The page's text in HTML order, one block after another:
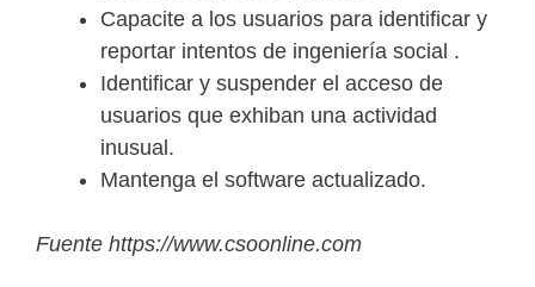
Capacite a los usuarios para identificar y
reportar intentos de ingeniería social .
Identificar y suspender el acceso de
usuarios que exhiban una actividad
inusual.
Mantenga el software actualizado.
Fuente https://www.csoonline.com